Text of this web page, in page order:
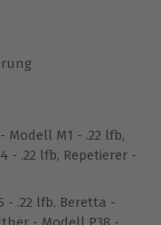
Modell M1 - .22 lfb,
- .22 lfb, Repetierer -
- .22 lfb, Beretta -